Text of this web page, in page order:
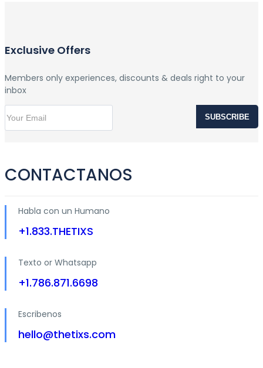
Exclusive Offers
Members only experiences, discounts & deals right to your
inbox
SUBSCRIBE
CONTACTANOS
Habla con un Humano
+1.833.THETIXS
Texto or Whatsapp
+1.786.871.6698
Escribenos
hello@thetixs.com